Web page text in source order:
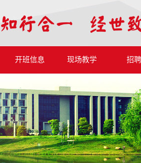
开班信息 现场教学 招聘